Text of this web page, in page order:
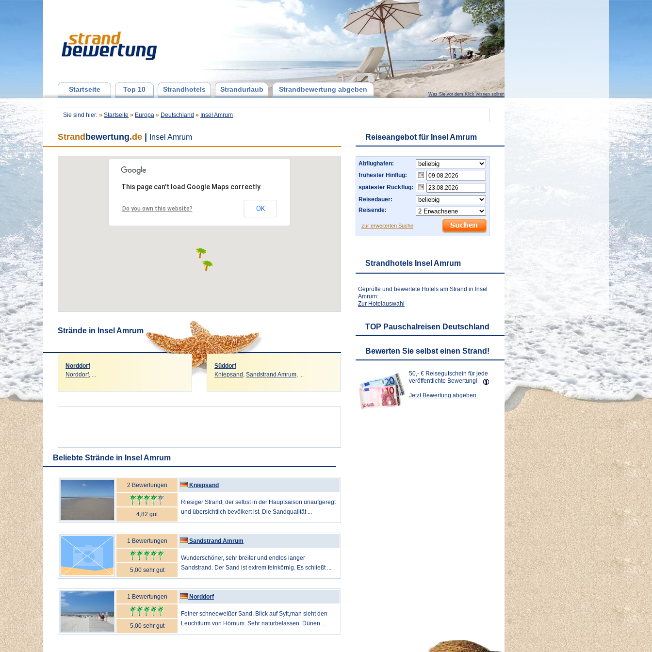
Startseite Top 10 Strandhotels Strandurlaub Strandbewertung abgeben
Was Sie vor dem Klick wissen sollten
Sie sind hier: » Startseite » Europa » Deutschland » Insel Amrum
Strand bewertung.de Insel Amrum
This page can't load Google Maps correctly.
Do you own this website? OK
Strände in Insel Amrum
Norddorf
Norddorf, ...
Süddorf
Kniepsand , Sandstrand Amrum, ...
Beliebte Strände in Insel Amrum
2 Bewertungen Kniepsand
Riesiger Strand, der selbst in der Hauptsaison unaufgeregt
und übersichtlich bevölkert ist. Die Sandqualität ...
4,82 gut
1 Bewertungen Sandstrand Amrum
Wunderschöner, sehr breiter und endlos langer
Sandstrand. Der Sand ist extrem feinkörnig. Es schließt ...
5,00 sehr gut
1 Bewertungen Norddorf
Feiner schneeweißer Sand. Blick auf Sylt,man sieht den
Leuchtturm von Hörnum. Sehr naturbelassen. Dünen ...
5,00 sehr gut
Reiseangebot für Insel Amrum
Abflughafen:
frühester Hinflug:
spätester Rückflug:
Reisedauer:
Reisende:
zur erweiterten Suche
Strandhotels Insel Amrum
Geprüfte und bewertete Hotels am Strand in Insel
Amrum:
Zur Hotelauswahl
TOP Pauschalreisen Deutschland
Bewerten Sie selbst einen Strand!
50,- € Reisegutschein für jede
veröffentlichte Bewertung!
Jetzt Bewertung abgeben.